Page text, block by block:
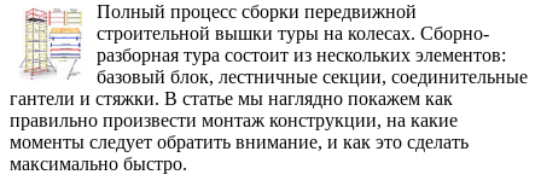
Полный процесс сборки передвижной
строительной вышки туры на колесах. Сборно-
разборная тура состоит из нескольких элементов:
базовый блок, лестничные секции, соединительные
гантели и стяжки. В статье мы наглядно покажем как
правильно произвести монтаж конструкции, на какие
моменты следует обратить внимание, и как это сделать
максимально быстро.